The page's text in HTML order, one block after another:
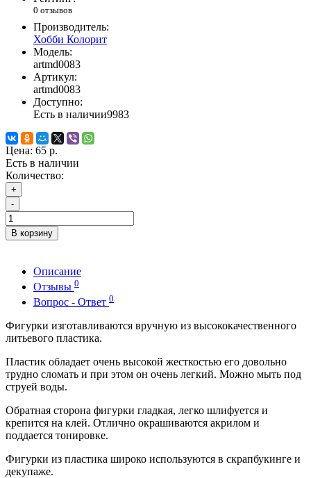
0 отзывов
Производитель:
Хобби Колорит
Модель:
artmd0083
Артикул:
artmd0083
Доступно:
Есть в наличии9983
Цена: 65 р.
Есть в наличии
Количество:
+
-
В корзину
Описание
Отзывы 0
Вопрос - Ответ 0
Фигурки изготавливаются вручную из высококачественного
литьевого пластика.
Пластик обладает очень высокой жесткостью его довольно
трудно сломать и при этом он очень легкий. Можно мыть под
струей воды.
Обратная сторона фигурки гладкая, легко шлифуется и
крепится на клей. Отлично окрашиваются акрилом и
поддается тонировке.
Фигурки из пластика широко используются в скрапбукинге и
декупаже.